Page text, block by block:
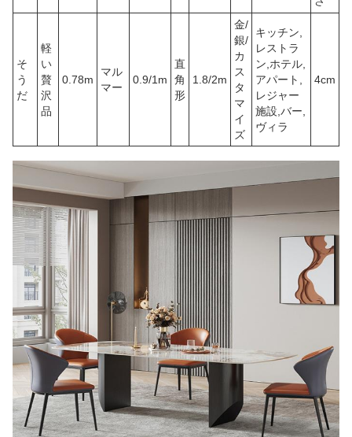
そ
う
だ
軽
い
贅
沢
品
0.78m
マル
マー
0.9/1m
直
角
形
1.8/2m
金/
銀/
カ
ス
タ
マ
イ
ズ
キッチン,
レストラ
ン,ホテル,
アパート,
レジャー
施設,バー,
ヴィラ
4cm